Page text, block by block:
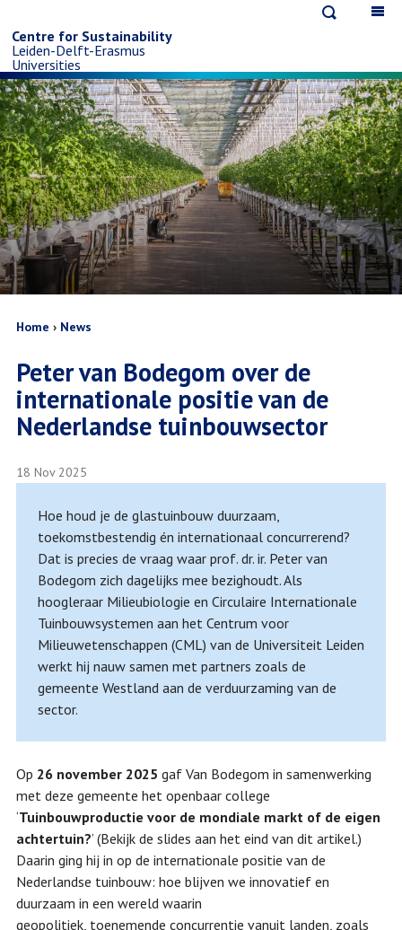
to
main
content
Centre for Sustainability
Leiden-Delft-Erasmus
Universities
Breadcrumb
Home News
Peter van Bodegom over de
internationale positie van de
Nederlandse tuinbouwsector
18 Nov 2025
Hoe houd je de glastuinbouw duurzaam,
toekomstbestendig én internationaal concurrerend?
Dat is precies de vraag waar prof. dr. ir. Peter van
Bodegom zich dagelijks mee bezighoudt. Als
hoogleraar Milieubiologie en Circulaire Internationale
Tuinbouwsystemen aan het Centrum voor
Milieuwetenschappen (CML) van de Universiteit Leiden
werkt hij nauw samen met partners zoals de
gemeente Westland aan de verduurzaming van de
sector.
Op 26 november 2025 gaf Van Bodegom in samenwerking
met deze gemeente het openbaar college
‘Tuinbouwproductie voor de mondiale markt of de eigen
achtertuin?’ (Bekijk de slides aan het eind van dit artikel.)
Daarin ging hij in op de internationale positie van de
Nederlandse tuinbouw: hoe blijven we innovatief en
duurzaam in een wereld waarin
geopolitiek, toenemende concurrentie vanuit landen, zoals